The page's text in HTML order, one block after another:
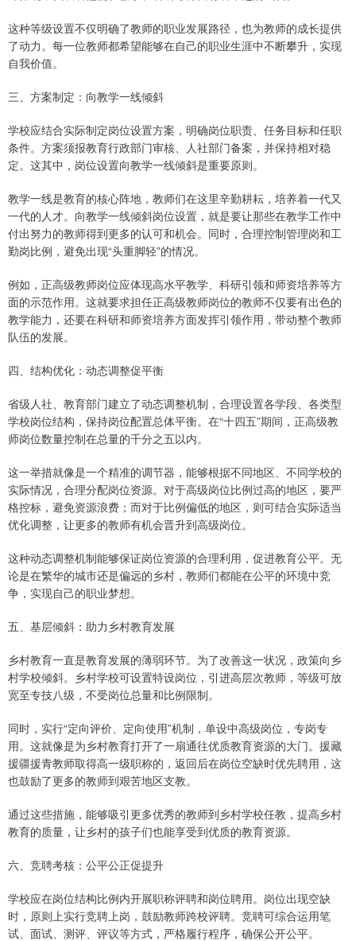
这种等级设置不仅明确了教师的职业发展路径，也为教师的成长提供
了动力。每一位教师都希望能够在自己的职业生涯中不断攀升，实现
自我价值。
三、方案制定：向教学一线倾斜
学校应结合实际制定岗位设置方案，明确岗位职责、任务目标和任职
条件。方案须报教育行政部门审核、人社部门备案，并保持相对稳
定。这其中，岗位设置向教学一线倾斜是重要原则。
教学一线是教育的核心阵地，教师们在这里辛勤耕耘，培养着一代又
一代的人才。向教学一线倾斜岗位设置，就是要让那些在教学工作中
付出努力的教师得到更多的认可和机会。同时，合理控制管理岗和工
勤岗比例，避免出现“头重脚轻”的情况。
例如，正高级教师岗位应体现高水平教学、科研引领和师资培养等方
面的示范作用。这就要求担任正高级教师岗位的教师不仅要有出色的
教学能力，还要在科研和师资培养方面发挥引领作用，带动整个教师
队伍的发展。
四、结构优化：动态调整促平衡
省级人社、教育部门建立了动态调整机制，合理设置各学段、各类型
学校岗位结构，保持岗位配置总体平衡。在“十四五”期间，正高级教
师岗位数量控制在总量的千分之五以内。
这一举措就像是一个精准的调节器，能够根据不同地区、不同学校的
实际情况，合理分配岗位资源。对于高级岗位比例过高的地区，要严
格控标，避免资源浪费；而对于比例偏低的地区，则可结合实际适当
优化调整，让更多的教师有机会晋升到高级岗位。
这种动态调整机制能够保证岗位资源的合理利用，促进教育公平。无
论是在繁华的城市还是偏远的乡村，教师们都能在公平的环境中竞
争，实现自己的职业梦想。
五、基层倾斜：助力乡村教育发展
乡村教育一直是教育发展的薄弱环节。为了改善这一状况，政策向乡
村学校倾斜。乡村学校可设置特设岗位，引进高层次教师，等级可放
宽至专技八级，不受岗位总量和比例限制。
同时，实行“定向评价、定向使用”机制，单设中高级岗位，专岗专
用。这就像是为乡村教育打开了一扇通往优质教育资源的大门。援藏
援疆援青教师取得高一级职称的，返回后在岗位空缺时优先聘用，这
也鼓励了更多的教师到艰苦地区支教。
通过这些措施，能够吸引更多优秀的教师到乡村学校任教，提高乡村
教育的质量，让乡村的孩子们也能享受到优质的教育资源。
六、竞聘考核：公平公正促提升
学校应在岗位结构比例内开展职称评聘和岗位聘用。岗位出现空缺
时，原则上实行竞聘上岗，鼓励教师跨校评聘。竞聘可综合运用笔
试、面试、测评、评议等方式，严格履行程序，确保公开公平。